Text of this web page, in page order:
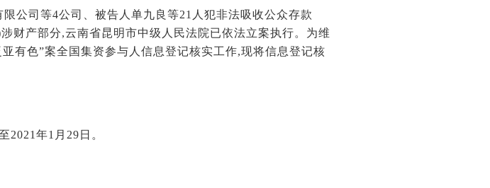
公司等4公司、被告人单九良等21人犯非法吸收公众存款
财产部分,云南省昆明市中级人民法院已依法立案执行。为维
有色”案全国集资参与人信息登记核实工作,现将信息登记核
2021年1月29日。